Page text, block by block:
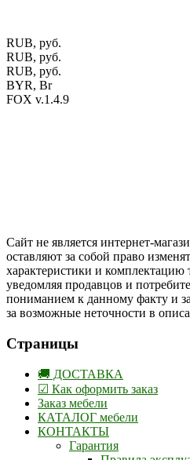
RUB, руб.
RUB, руб.
RUB, руб.
BYR, Br
FOX v.1.4.9
Сайт не является интернет-
оставляют за собой право
характеристики и комплектацию
уведомляя продавцов и
пониманием к данному факту и
за возможные неточности в
Страницы
🚚 ДОСТАВКА
☑ Как оформить заказ
Заказ мебели
КАТАЛОГ мебели
КОНТАКТЫ
Гарантия